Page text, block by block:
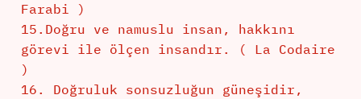
Farabi )
15.Doğru ve namuslu insan, hakkını
görevi ile ölçen insandır. ( La Codaire
)
16. Doğruluk sonsuzluğun güneşidir,